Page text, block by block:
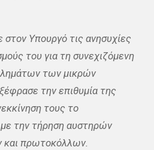
Υπουργό τις ανησυχίες
του για τη συνεχιζόμενη
των μικρών
την επιθυμία της
τους το
την τήρηση αυστηρών
και πρωτοκόλλων.